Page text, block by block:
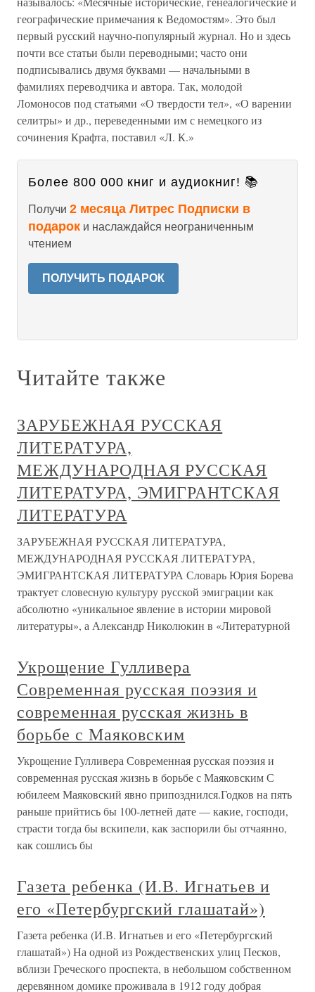
географические примечания к Ведомостям». Это был
первый русский научно-популярный журнал. Но и здесь
почти все статьи были переводными; часто они
подписывались двумя буквами — начальными в
фамилиях переводчика и автора. Так, молодой
Ломоносов под статьями «О твердости тел», «О варении
селитры» и др., переведенными им с немецкого из
сочинения Крафта, поставил «Л. К.»
Более 800 000 книг и аудиокниг! 📚
Получи 2 месяца Литрес Подписки в
подарок и наслаждайся неограниченным
чтением
ПОЛУЧИТЬ ПОДАРОК
Читайте также
ЗАРУБЕЖНАЯ РУССКАЯ
ЛИТЕРАТУРА,
МЕЖДУНАРОДНАЯ РУССКАЯ
ЛИТЕРАТУРА, ЭМИГРАНТСКАЯ
ЛИТЕРАТУРА
ЗАРУБЕЖНАЯ РУССКАЯ ЛИТЕРАТУРА,
МЕЖДУНАРОДНАЯ РУССКАЯ ЛИТЕРАТУРА,
ЭМИГРАНТСКАЯ ЛИТЕРАТУРА Словарь Юрия Борева
трактует словесную культуру русской эмиграции как
абсолютно «уникальное явление в истории мировой
литературы», а Александр Николюкин в «Литературной
Укрощение Гулливера
Современная русская поэзия и
современная русская жизнь в
борьбе с Маяковским
Укрощение Гулливера Современная русская поэзия и
современная русская жизнь в борьбе с Маяковским С
юбилеем Маяковский явно припозднился.Годков на пять
раньше прийтись бы 100-летней дате — какие, господи,
страсти тогда бы вскипели, как заспорили бы отчаянно,
как сошлись бы
Газета ребенка (И.В. Игнатьев и
его «Петербургский глашатай»)
Газета ребенка (И.В. Игнатьев и его «Петербургский
глашатай») На одной из Рождественских улиц Песков,
вблизи Греческого проспекта, в небольшом собственном
деревянном домике проживала в 1912 году добрая